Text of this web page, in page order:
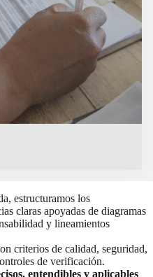
estructuramos los
claras apoyadas de diagramas
y lineamientos
criterios de calidad, seguridad,
de verificación.
entendibles y aplicables